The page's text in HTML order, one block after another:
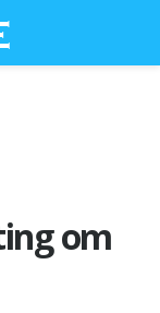
om